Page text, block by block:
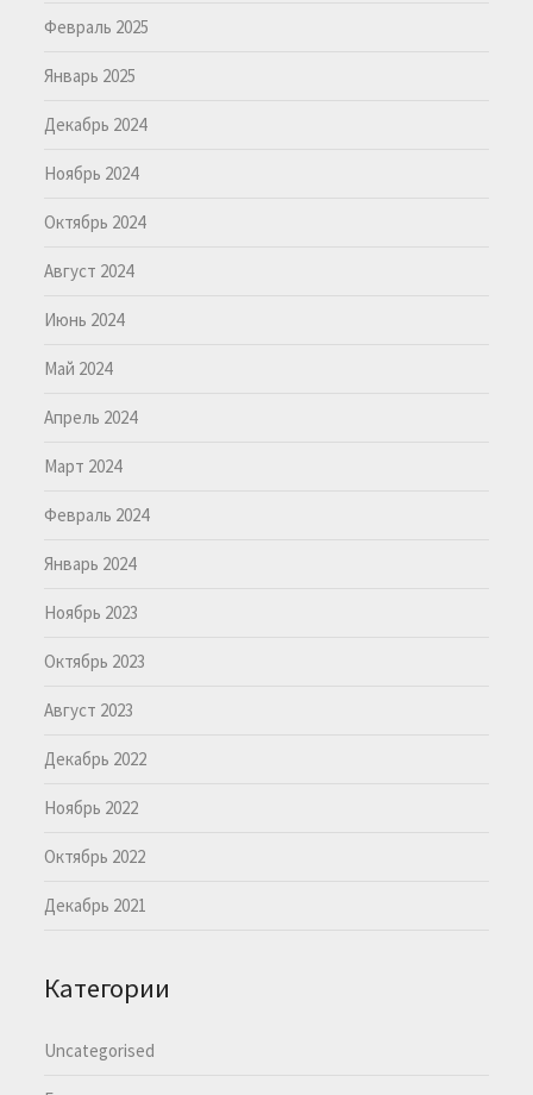
Февраль 2025
Январь 2025
Декабрь 2024
Ноябрь 2024
Октябрь 2024
Август 2024
Июнь 2024
Май 2024
Апрель 2024
Март 2024
Февраль 2024
Январь 2024
Ноябрь 2023
Октябрь 2023
Август 2023
Декабрь 2022
Ноябрь 2022
Октябрь 2022
Декабрь 2021
Категории
Uncategorised